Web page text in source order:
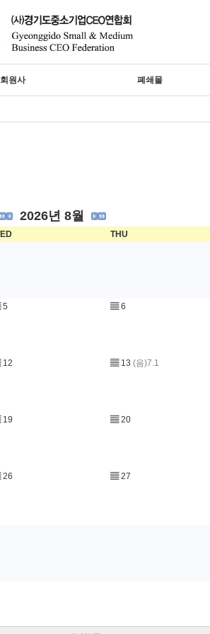
회원사 폐쇄몰
2026년 8월
THU
5 ▤ 6
12 ▤ 13 (음)7.1
19 ▤ 20
26 ▤ 27